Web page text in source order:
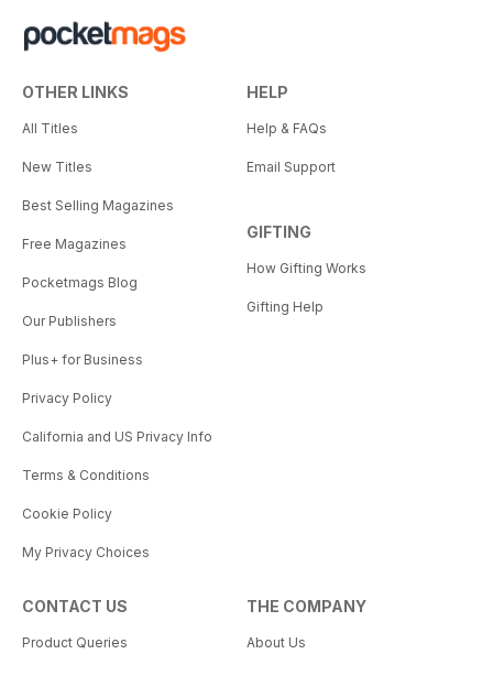
OTHER LINKS
All Titles
New Titles
Best Selling Magazines
Free Magazines
Pocketmags Blog
Our Publishers
Plus+ for Business
Privacy Policy
California and US Privacy Info
Terms & Conditions
Cookie Policy
My Privacy Choices
HELP
Help & FAQs
Email Support
GIFTING
How Gifting Works
Gifting Help
CONTACT US
Product Queries
THE COMPANY
About Us